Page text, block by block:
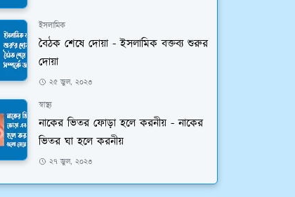
ইসলামিক
বৈঠক শেষে দোয়া - ইসলামিক বক্তব্য শুরুর
দোয়া
২৫ জুল, ২০২৩
স্বাস্থ্য
নাকের ভিতর ফোড়া হলে করনীয় - নাকের
ভিতর ঘা হলে করনীয়
২৭ জুল, ২০২৩